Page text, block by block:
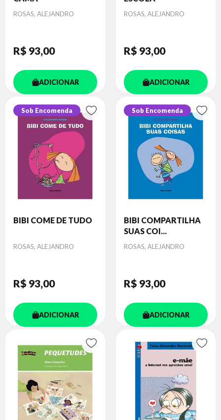
Autor
ROSAS, ALEJANDRO
R$ 93,00
ADICIONAR
Autor
ROSAS, ALEJANDRO
R$ 93,00
ADICIONAR
Sob Encomenda
BIBI COME DE TUDO
Autor
ROSAS, ALEJANDRO
R$ 93,00
ADICIONAR
Sob Encomenda
BIBI COMPARTILHA
SUAS COI...
Autor
ROSAS, ALEJANDRO
R$ 93,00
ADICIONAR